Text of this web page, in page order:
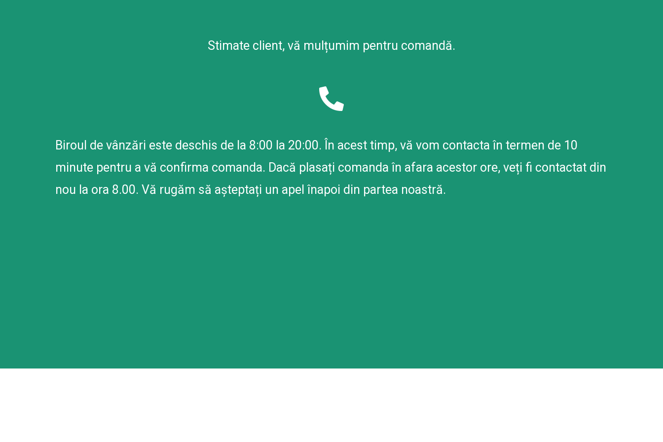
Stimate client, vă mulțumim pentru comandă.
Biroul de vânzări este deschis de la 8:00 la 20:00. În acest timp, vă vom contacta în termen de 10
minute pentru a vă confirma comanda. Dacă plasați comanda în afara acestor ore, veți fi contactat din
nou la ora 8.00. Vă rugăm să așteptați un apel înapoi din partea noastră.